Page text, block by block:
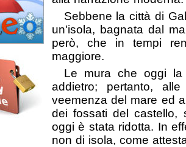
Sebbene la città di
un'isola, bagnata dal
però, che in tempi
maggiore.
Le mura che oggi
addietro; pertanto,
veemenza del mare ed
dei fossati del castello,
oggi è stata ridotta. In
non di isola, come